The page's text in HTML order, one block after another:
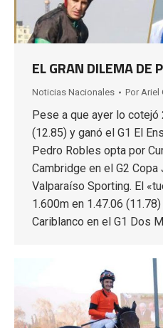
EL GRAN DILEMA DE
Noticias Nacionales Por Ariel
Pese a que ayer lo cotejó
(12.85) y ganó el G1 El
Pedro Robles opta por
Cambridge en el G2
Valparaíso Sporting. El
1.600m en 1.47.06
Cariblanco en el G1 Dos